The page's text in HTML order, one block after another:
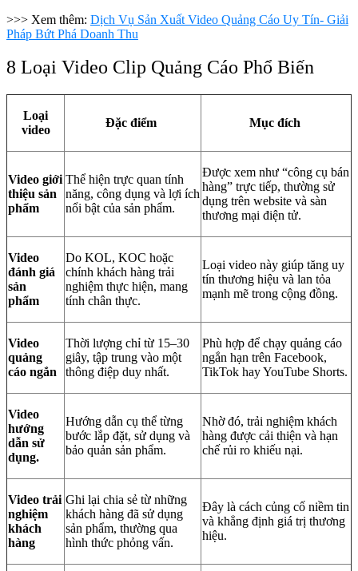
>>> Xem thêm: Dịch Vụ Sản Xuất Video Quảng Cáo Uy Tín- Giải
Pháp Bứt Phá Doanh Thu
8 Loại Video Clip Quảng Cáo Phổ Biến
Loại
video
Đặc điểm Mục đích
Video giới
thiệu sản
phẩm
Thể hiện trực quan tính
năng, công dụng và lợi ích
nổi bật của sản phẩm.
Được xem như “công cụ bán
hàng” trực tiếp, thường sử
dụng trên website và sàn
thương mại điện tử.
Video
đánh giá
sản
phẩm
Do KOL, KOC hoặc
chính khách hàng trải
nghiệm thực hiện, mang
tính chân thực.
Loại video này giúp tăng uy
tín thương hiệu và lan tỏa
mạnh mẽ trong cộng đồng.
Video
quảng
cáo ngắn
Thời lượng chỉ từ 15–30
giây, tập trung vào một
thông điệp duy nhất.
Phù hợp để chạy quảng cáo
ngắn hạn trên Facebook,
TikTok hay YouTube Shorts.
Video
hướng
dẫn sử
dụng.
Hướng dẫn cụ thể từng
bước lắp đặt, sử dụng và
bảo quản sản phẩm.
Nhờ đó, trải nghiệm khách
hàng được cải thiện và hạn
chế rủi ro khiếu nại.
Video trải
nghiệm
khách
hàng
Ghi lại chia sẻ từ những
khách hàng đã sử dụng
sản phẩm, thường qua
hình thức phỏng vấn.
Đây là cách củng cố niềm tin
và khẳng định giá trị thương
hiệu.